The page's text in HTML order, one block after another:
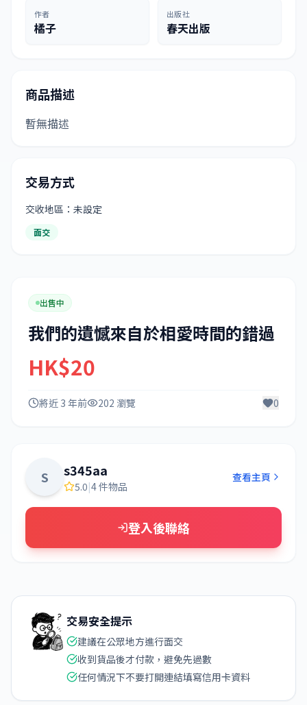
作者
橘子
出版社
春天出版
商品描述
暫無描述
交易方式
交收地區：未設定
面交
出售中
我們的遺憾來自於相愛時間的錯過
HK$20
將近 3 年前 202 瀏覽 0
S s345aa
5.0|4 件物品
查看主頁
登入後聯絡
交易安全提示
建議在公眾地方進行面交
收到貨品後才付款，避免先過數
任何情況下不要打開連結填寫信用卡資料